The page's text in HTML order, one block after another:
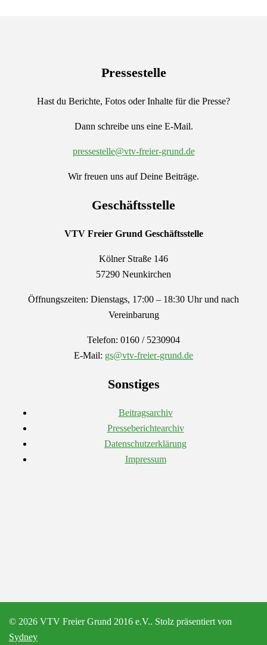
Pressestelle
Hast du Berichte, Fotos oder Inhalte für die Presse?
Dann schreibe uns eine E-Mail.
pressestelle@vtv-freier-grund.de
Wir freuen uns auf Deine Beiträge.
Geschäftsstelle
VTV Freier Grund Geschäftsstelle
Kölner Straße 146
57290 Neunkirchen
Öffnungszeiten: Dienstags, 17:00 – 18:30 Uhr und nach
Vereinbarung
Telefon: 0160 / 5230904
E-Mail: gs@vtv-freier-grund.de
Sonstiges
Beitragsarchiv
Presseberichtearchiv
Datenschutzerklärung
Impressum
© 2026 VTV Freier Grund 2016 e.V.. Stolz präsentiert von
Sydney